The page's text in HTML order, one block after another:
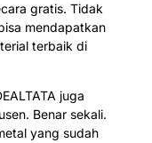
gratis. Tidak
mendapatkan
terbaik di
juga
Benar sekali.
yang sudah